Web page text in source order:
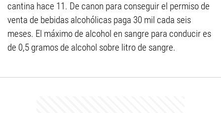
cantina hace 11. De canon para conseguir el permiso de
venta de bebidas alcohólicas paga 30 mil cada seis
meses. El máximo de alcohol en sangre para conducir es
de 0,5 gramos de alcohol sobre litro de sangre.